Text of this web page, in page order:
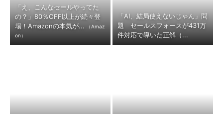
「え、こんなセールやってた
の？」80％OFF以上が続々登
場！Amazonの本気が...
（Amaz
on）
「AI、結局使えないじゃん」問
題 セールスフォースが431万
件対応で導いた正解（...